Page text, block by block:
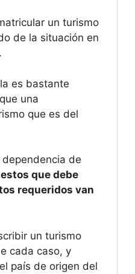
un turismo
de la situación en
es bastante
una
que es del
de
que debe
requeridos van
un turismo
cada caso, y
país de origen del